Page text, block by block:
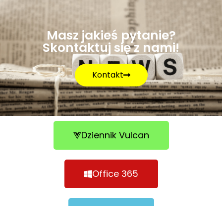
Masz jakieś pytanie?
Skontaktuj się z nami!
Kontakt
Dziennik Vulcan
Office 365